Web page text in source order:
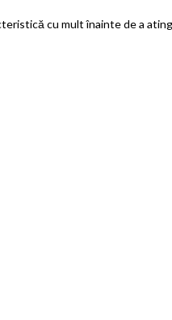
cu mult înainte de a